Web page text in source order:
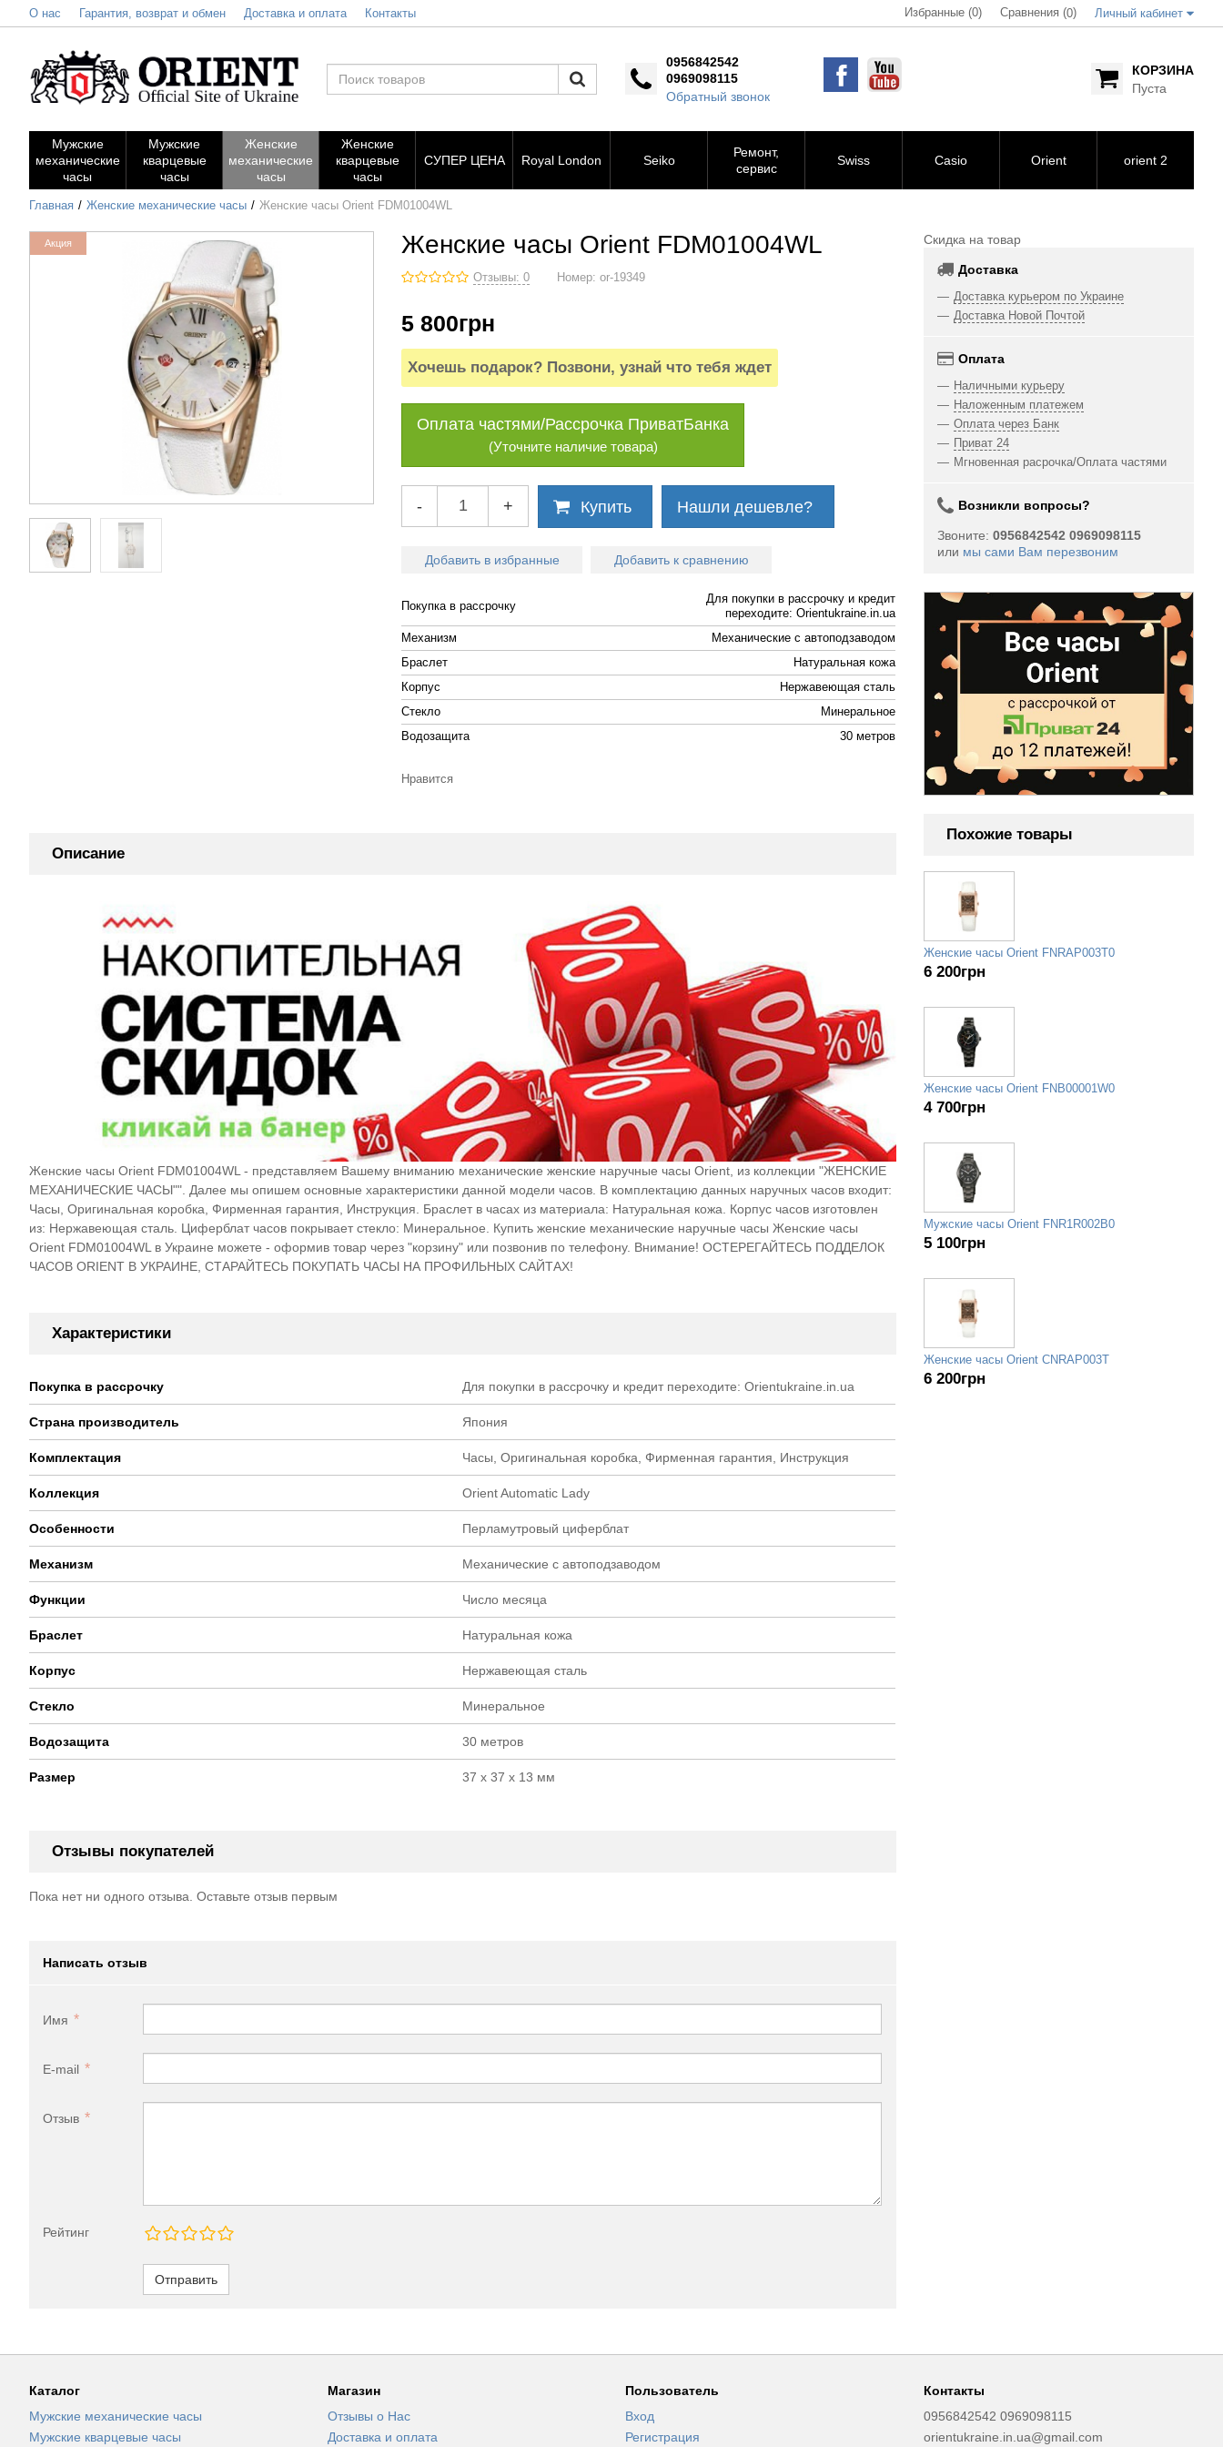
О нас Гарантия, возврат и обмен Доставка и оплата Контакты Избранные (0) Сравнения (0) Личный кабинет
0956842542
0969098115
Обратный звонок
КОРЗИНА
Пуста
Мужские
механические
часы
Мужские
кварцевые
часы
Женские
механические
часы
Женские
кварцевые
часы
СУПЕР ЦЕНА Royal London Seiko
Ремонт,
сервис
Swiss Casio Orient orient 2
Главная Женские механические часы Женские часы Orient FDM01004WL
Акция Женские часы Orient FDM01004WL
Отзывы: 0 Номер:or-19349
5 800грн
Хочешь подарок? Позвони, узнай что тебя ждет
Оплата частями/Рассрочка ПриватБанка
(Уточните наличие товара)
- + Купить Нашли дешевле?
Добавить в избранные Добавить к сравнению
Покупка в рассрочку
Для покупки в рассрочку и кредит
переходите: Orientukraine.in.ua
Механизм
Механические с автоподзаводом
Браслет
Натуральная кожа
Корпус
Нержавеющая сталь
Стекло
Минеральное
Водозащита
30 метров
Нравится
Описание
Женские часы Orient FDM01004WL - представляем Вашему вниманию механические женские наручные часы Orient, из коллекции "ЖЕНСКИЕ
МЕХАНИЧЕСКИЕ ЧАСЫ"". Далее мы опишем основные характеристики данной модели часов. В комплектацию данных наручных часов входит:
Часы, Оригинальная коробка, Фирменная гарантия, Инструкция. Браслет в часах из материала: Натуральная кожа. Корпус часов изготовлен
из: Нержавеющая сталь. Циферблат часов покрывает стекло: Минеральное. Купить женские механические наручные часы Женские часы
Orient FDM01004WL в Украине можете - оформив товар через "корзину" или позвонив по телефону. Внимание! ОСТЕРЕГАЙТЕСЬ ПОДДЕЛОК
ЧАСОВ ORIENT В УКРАИНЕ, СТАРАЙТЕСЬ ПОКУПАТЬ ЧАСЫ НА ПРОФИЛЬНЫХ САЙТАХ!
Характеристики
Покупка в рассрочку Для покупки в рассрочку и кредит переходите: Orientukraine.in.ua
Страна производитель Япония
Комплектация Часы, Оригинальная коробка, Фирменная гарантия, Инструкция
Коллекция Orient Automatic Lady
Особенности Перламутровый циферблат
Механизм Механические с автоподзаводом
Функции Число месяца
Браслет Натуральная кожа
Корпус Нержавеющая сталь
Стекло Минеральное
Водозащита 30 метров
Размер 37 х 37 х 13 мм
Отзывы покупателей
Пока нет ни одного отзыва. Оставьте отзыв первым
Написать отзыв
Имя
E-mail
Отзыв
Рейтинг
Отправить
Скидка на товар
Доставка
Доставка курьером по Украине
Доставка Новой Почтой
Оплата
Наличными курьеру
Наложенным платежем
Оплата через Банк
Приват 24
Мгновенная расрочка/Оплата частями
Возникли вопросы?
Звоните: 0956842542 0969098115
или мы сами Вам перезвоним
Похожие товары
Женские часы Orient FNRAP003T0
6 200грн
Женские часы Orient FNB00001W0
4 700грн
Мужские часы Orient FNR1R002B0
5 100грн
Женские часы Orient CNRAP003T
6 200грн
Каталог
Мужские механические часы
Мужские кварцевые часы
Магазин
Отзывы о Нас
Доставка и оплата
Пользователь
Вход
Регистрация
Контакты
0956842542 0969098115
orientukraine.in.ua@gmail.com